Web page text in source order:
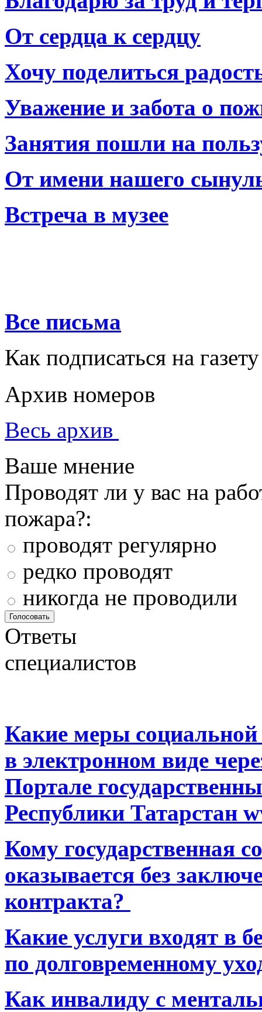
От сердца к сердцу
Хочу поделиться
Уважение и забота о
Занятия пошли на
От имени нашего
Встреча в музее
Все письма
Как подписаться на газету
Архив номеров
Весь архив
Ваше мнение
Проводят ли у вас на
пожара?:
проводят регулярно
редко проводят
никогда не проводили
Ответы
специалистов
Какие меры
в электронном виде
Портале
Республики Татарстан
Кому государственная
оказывается без
контракта?
Какие услуги входят в
по долговременному
Как инвалиду с